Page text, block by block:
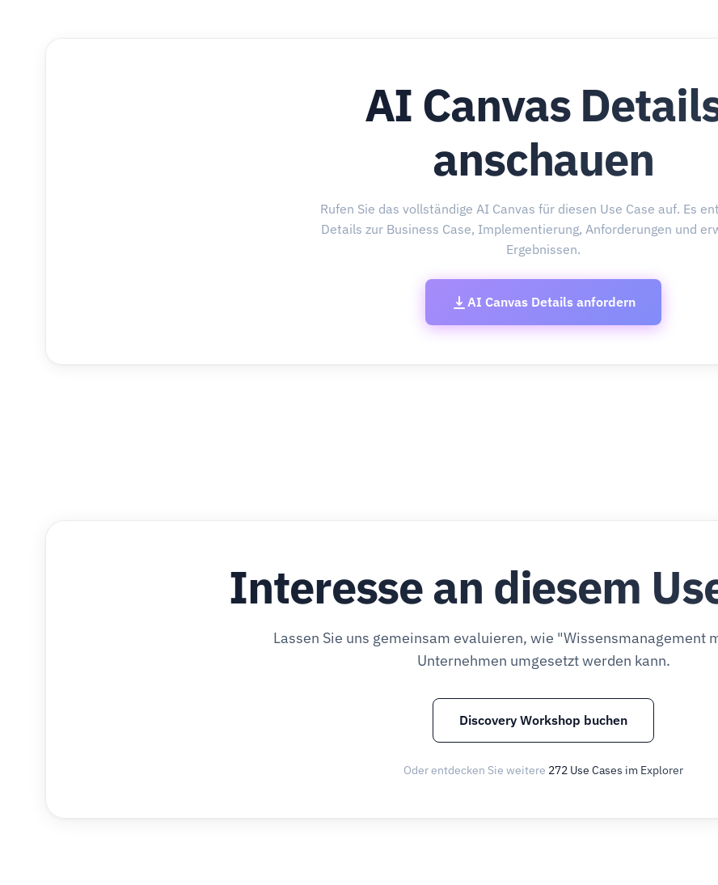
AI Canvas
anschauen
Rufen Sie das vollständige AI Canvas für diesen Use Case auf. Es
Details zur Business Case, Implementierung, Anforderungen und
Ergebnissen.
AI Canvas Details anfordern
Interesse an diesem
Lassen Sie uns gemeinsam evaluieren, wie "Wissensmanagement
Unternehmen umgesetzt werden kann.
Discovery Workshop buchen
Oder entdecken Sie weitere 272 Use Cases im Explorer